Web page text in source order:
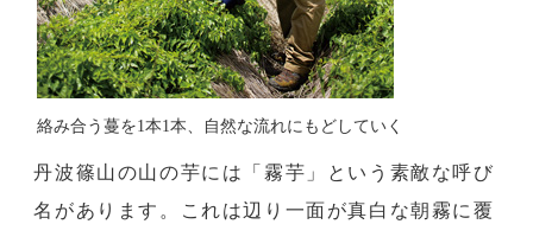
絡み合う蔓を1本1本、自然な流れにもどしていく
丹波篠山の山の芋には「霧芋」という素敵な呼び
名があります。これは辺り一面が真白な朝霧に覆